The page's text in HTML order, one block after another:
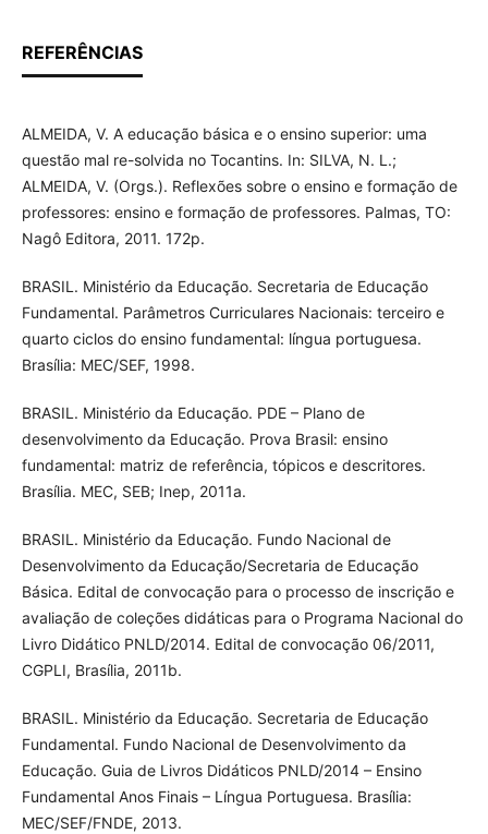
REFERÊNCIAS
ALMEIDA, V. A educação básica e o ensino superior: uma
questão mal re-solvida no Tocantins. In: SILVA, N. L.;
ALMEIDA, V. (Orgs.). Reflexões sobre o ensino e formação de
professores: ensino e formação de professores. Palmas, TO:
Nagô Editora, 2011. 172p.
BRASIL. Ministério da Educação. Secretaria de Educação
Fundamental. Parâmetros Curriculares Nacionais: terceiro e
quarto ciclos do ensino fundamental: língua portuguesa.
Brasília: MEC/SEF, 1998.
BRASIL. Ministério da Educação. PDE – Plano de
desenvolvimento da Educação. Prova Brasil: ensino
fundamental: matriz de referência, tópicos e descritores.
Brasília. MEC, SEB; Inep, 2011a.
BRASIL. Ministério da Educação. Fundo Nacional de
Desenvolvimento da Educação/Secretaria de Educação
Básica. Edital de convocação para o processo de inscrição e
avaliação de coleções didáticas para o Programa Nacional do
Livro Didático PNLD/2014. Edital de convocação 06/2011,
CGPLI, Brasília, 2011b.
BRASIL. Ministério da Educação. Secretaria de Educação
Fundamental. Fundo Nacional de Desenvolvimento da
Educação. Guia de Livros Didáticos PNLD/2014 – Ensino
Fundamental Anos Finais – Língua Portuguesa. Brasília:
MEC/SEF/FNDE, 2013.